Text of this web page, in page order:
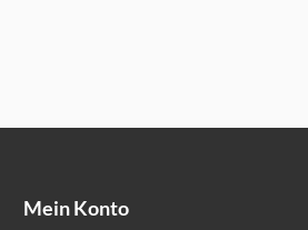
Mein Konto